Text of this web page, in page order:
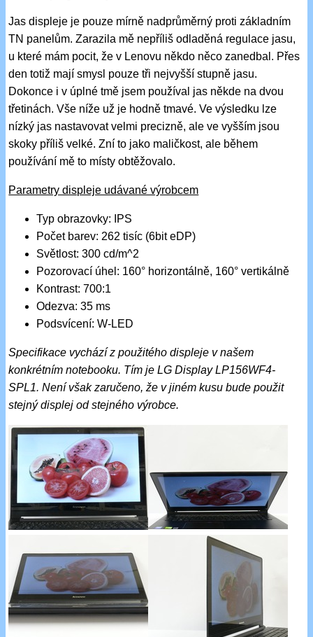
Jas displeje je pouze mírně nadprůměrný proti základním
TN panelům. Zarazila mě nepříliš odladěná regulace jasu,
u které mám pocit, že v Lenovu někdo něco zanedbal. Přes
den totiž mají smysl pouze tři nejvyšší stupně jasu.
Dokonce i v úplné tmě jsem používal jas někde na dvou
třetinách. Vše níže už je hodně tmavé. Ve výsledku lze
nízký jas nastavovat velmi precizně, ale ve vyšším jsou
skoky příliš velké. Zní to jako maličkost, ale během
používání mě to místy obtěžovalo.
Parametry displeje udávané výrobcem
Typ obrazovky: IPS
Počet barev: 262 tisíc (6bit eDP)
Světlost: 300 cd/m^2
Pozorovací úhel: 160° horizontálně, 160° vertikálně
Kontrast: 700:1
Odezva: 35 ms
Podsvícení: W-LED
Specifikace vychází z použitého displeje v našem
konkrétním notebooku. Tím je LG Display LP156WF4-
SPL1. Není však zaručeno, že v jiném kusu bude použit
stejný displej od stejného výrobce.